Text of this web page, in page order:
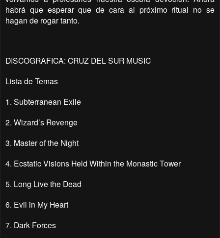
habrá que esperar que de cara al próximo ritual no se
hagan de rogar tanto.
DISCOGRAFICA: CRUZ DEL SUR MUSIC
Lista de Temas
1. Subterranean Exile
2. Wizard’s Revenge
3. Master of the Night
4. Ecstatic Visions Held Within the Monastic Tower
5. Long Live the Dead
6. Evil in My Heart
7. Dark Forces